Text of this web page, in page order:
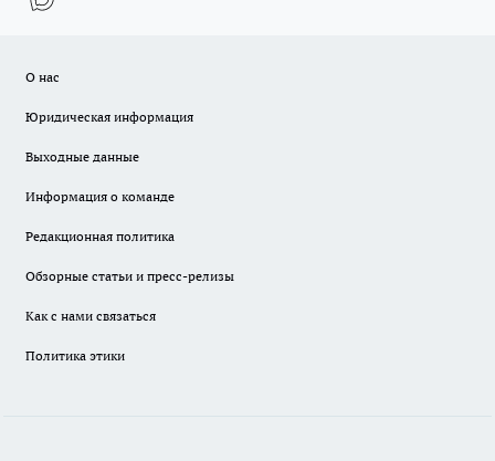
О нас
Юридическая информация
Выходные данные
Информация о команде
Редакционная политика
Обзорные статьи и пресс-релизы
Как с нами связаться
Политика этики